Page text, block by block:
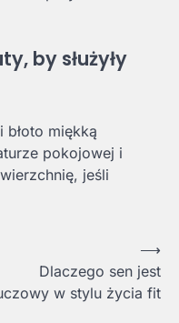
by służyły
błoto miękką
pokojowej i
jeśli
Dlaczego sen jest
w stylu życia fit
⟶